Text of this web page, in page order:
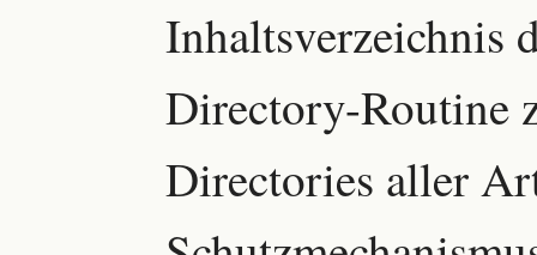
Inhaltsverzeichnis
Directory-Routine
Directories aller